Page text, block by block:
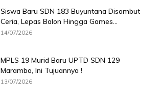
Siswa Baru SDN 183 Buyuntana Disambut
Ceria, Lepas Balon Hingga Games...
14/07/2026
MPLS 19 Murid Baru UPTD SDN 129
Maramba, Ini Tujuannya !
13/07/2026